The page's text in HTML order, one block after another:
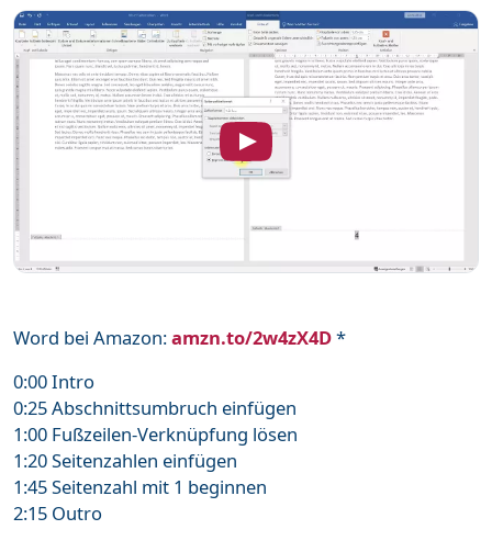
Word bei Amazon:amzn.to/2w4zX4D*
0:00 Intro
0:25 Abschnittsumbruch einfügen
1:00 Fußzeilen-Verknüpfung lösen
1:20 Seitenzahlen einfügen
1:45 Seitenzahl mit 1 beginnen
2:15 Outro